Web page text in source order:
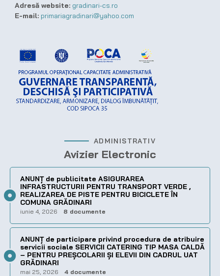
Adresă website: gradinari-cs.ro
E-mail: primariagradinari@yahoo.com
ADMINISTRATIV
Avizier Electronic
ANUNȚ de publicitate ASIGURAREA
INFRASTRUCTURII PENTRU TRANSPORT VERDE ,
REALIZAREA DE PISTE PENTRU BICICLETE ÎN
COMUNA GRĂDINARI
iunie 4, 2026 8 documente
ANUNȚ de participare privind procedura de atribuire
servicii sociale SERVICII CATERING TIP MASA CALDĂ
– PENTRU PREȘCOLARII ȘI ELEVII DIN CADRUL UAT
GRĂDINARI
mai 25, 2026 4 documente